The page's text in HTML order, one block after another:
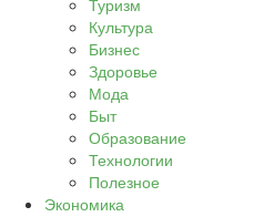
Туризм
Культура
Бизнес
Здоровье
Мода
Быт
Образование
Технологии
Полезное
Экономика